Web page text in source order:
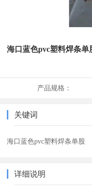
海口蓝色pvc塑料焊条单
产品规格：
关键词
海口蓝色pvc塑料焊条单股
详细说明